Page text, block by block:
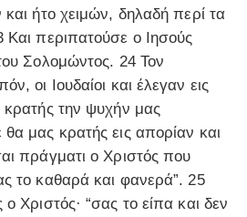
και ήτο χειμών, δηλαδή περί τα
περιπατούσε ο Ιησούς
Σολομώντος. 24 Τον
οι Ιουδαίοι και έλεγαν εις
την ψυχήν μας
μας κρατής εις απορίαν και
πράγματι ο Χριστός που
το καθαρά και φανερά”. 25
Χριστός· “σας το είπα και δεν